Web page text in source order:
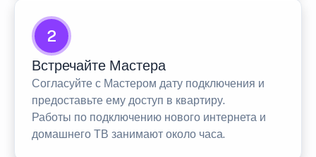
2
Встречайте Мастера
Согласуйте с Мастером дату подключения и
предоставьте ему доступ в квартиру.
Работы по подключению нового интернета и
домашнего ТВ занимают около часа.